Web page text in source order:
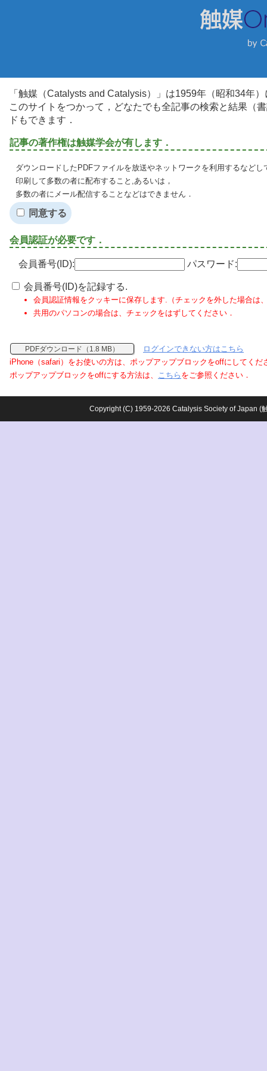
「触媒（Catalysts and Catalysis）」は1959年（昭和34年
このサイトをつかって，どなたでも全記事の検索と結果（
ドもできます．
記事の著作権は触媒学会が有します．
ダウンロードしたPDFファイルを放送やネットワークを利用するなど
印刷して多数の者に配布すること,あるいは，
多数の者にメール配信することなどはできません．
同意する
会員認証が必要です．
会員番号(ID): パスワード:
会員番号(ID)を記録する.
会員認証情報をクッキーに保存します.（チェックを外した場合は
共用のパソコンの場合は、チェックをはずしてください．
PDFダウンロード（1.8 MB）
ログインできない方はこちら
iPhone（safari）をお使いの方は、ポップアップブロックをoffにしてくだ
ポップアップブロックをoffにする方法は、 こちら をご参照ください．
Copyright (C) 1959-2026 Catalysis Society of Japan (